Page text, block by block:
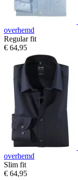
overhemd
Regular fit
€ 64,95
overhemd
Slim fit
€ 64,95